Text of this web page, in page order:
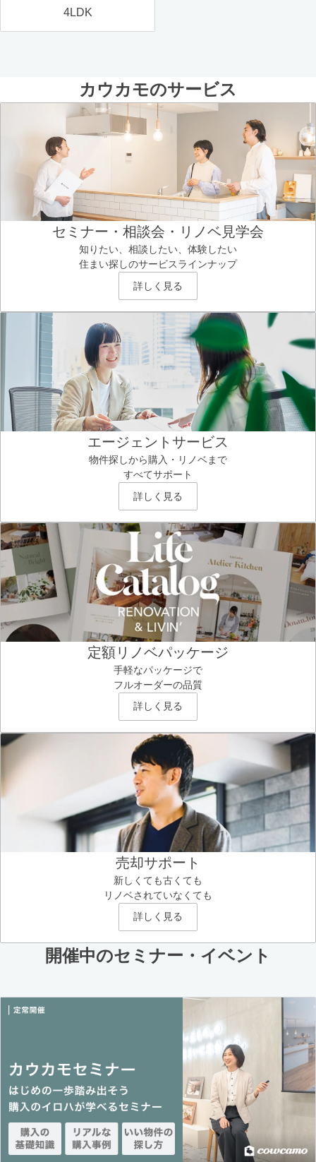
4LDK
カウカモのサービス
セミナー・相談会・リノベ見学会
知りたい、相談したい、体験したい
住まい探しのサービスラインナップ
詳しく見る
エージェントサービス
物件探しから購入・リノベまで
すべてサポート
詳しく見る
定額リノベパッケージ
手軽なパッケージで
フルオーダーの品質
詳しく見る
売却サポート
新しくても古くても
リノベされていなくても
詳しく見る
開催中のセミナー・イベント